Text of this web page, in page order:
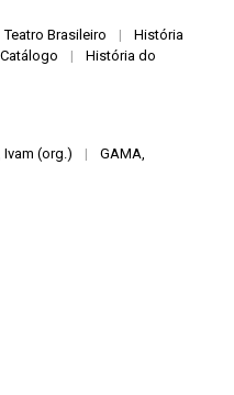
Teatro Brasileiro |
História
Catálogo |
História do
Ivam (org.) |
GAMA,